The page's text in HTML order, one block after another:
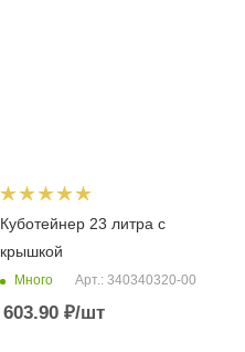
Куботейнер 23 литра с
крышкой
Много Арт.: 340340320-00
603.90₽/шт